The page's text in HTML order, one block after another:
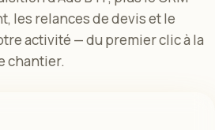
les relances de devis et le
activité — du premier clic à la
chantier.